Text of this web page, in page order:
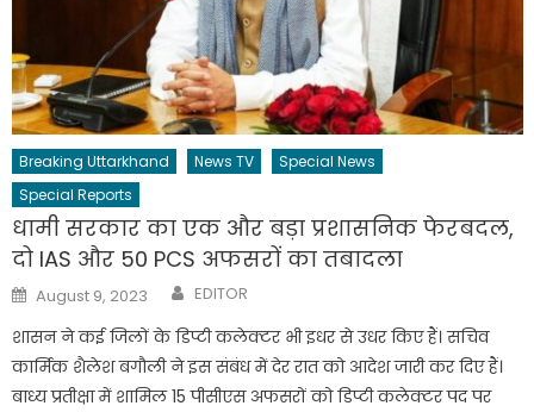
Breaking Uttarkhand News TV
Special News
Special Reports
धामी सरकार का एक और बड़ा प्रशासनिक फेरबदल,
दो IAS और 50 PCS अफसरों का तबादला
Posted
on
August 9, 2023 Author
EDITOR
शासन ने कई जिलों के डिप्टी कलेक्टर भी इधर से उधर किए हैं। सचिव
कार्मिक शैलेश बगौली ने इस संबंध में देर रात को आदेश जारी कर दिए हैं।
बाध्य प्रतीक्षा में शामिल 15 पीसीएस अफसरों को डिप्टी कलेक्टर पद पर